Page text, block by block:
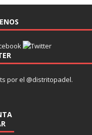
por el @distritopadel.